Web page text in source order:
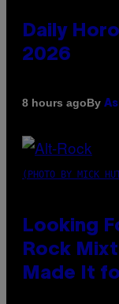
Daily
2026
8 hours agoBy
(PHOTO BY MICK
Looking
Rock
Made It